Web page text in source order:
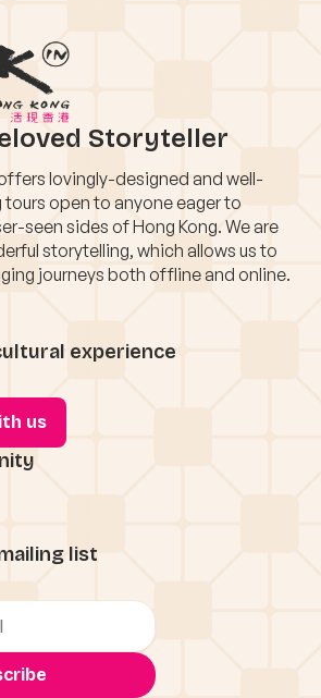
Storyteller
lovingly-designed and well-
open to anyone eager to
seen sides of Hong Kong. We are
storytelling, which allows us to
journeys both offline and online.
experience
us
list